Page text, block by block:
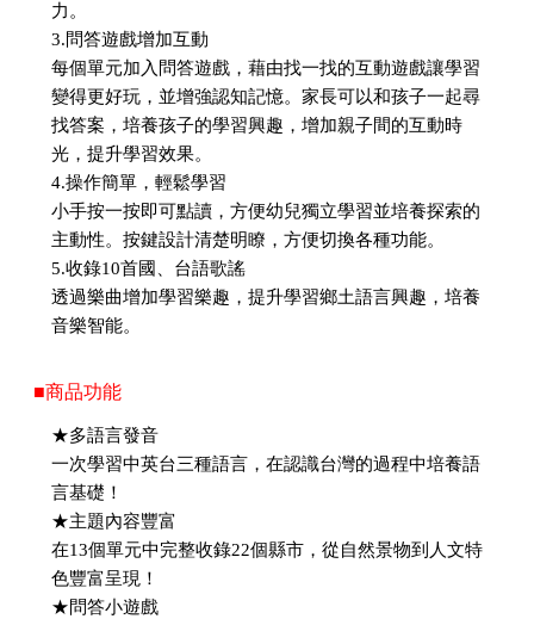
力。
3.問答遊戲增加互動
每個單元加入問答遊戲，藉由找一找的互動遊戲讓學習
變得更好玩，並增強認知記憶。家長可以和孩子一起尋
找答案，培養孩子的學習興趣，增加親子間的互動時
光，提升學習效果。
4.操作簡單，輕鬆學習
小手按一按即可點讀，方便幼兒獨立學習並培養探索的
主動性。按鍵設計清楚明瞭，方便切換各種功能。
5.收錄10首國、台語歌謠
透過樂曲增加學習樂趣，提升學習鄉土語言興趣，培養
音樂智能。
■商品功能
★多語言發音
一次學習中英台三種語言，在認識台灣的過程中培養語
言基礎！
★主題內容豐富
在13個單元中完整收錄22個縣市，從自然景物到人文特
色豐富呈現！
★問答小遊戲